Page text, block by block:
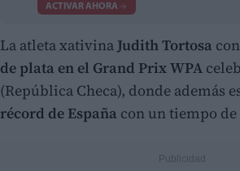
ACTIVAR AHORA
La atleta xativinaJudith Tortosa
de plata en el Grand Prix WPA
(República Checa), donde además
récord de España con un tiempo de